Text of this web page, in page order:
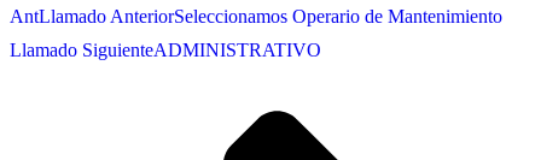
AntLlamado AnteriorSeleccionamos Operario de Mantenimiento
Llamado SiguienteADMINISTRATIVO